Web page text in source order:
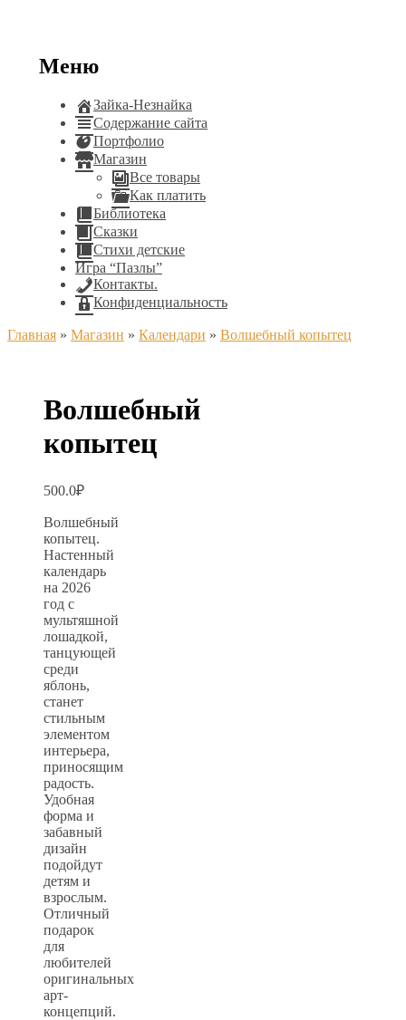
Меню
Зайка-Незнайка
Содержание сайта
Портфолио
Магазин
Все товары
Как платить
Библиотека
Сказки
Стихи детские
Игра “Пазлы”
Контакты.
Конфиденциальность
Главная » Магазин » Календари » Волшебный копытец
Волшебный
копытец
500.0₽
Волшебный
копытец.
Настенный
календарь
на 2026
год с
мультяшной
лошадкой,
танцующей
среди
яблонь,
станет
стильным
элементом
интерьера,
приносящим
радость.
Удобная
форма и
забавный
дизайн
подойдут
детям и
взрослым.
Отличный
подарок
для
любителей
оригинальных
арт-
концепций.